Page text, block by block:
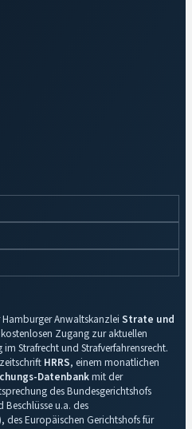
Hamburger Anwaltskanzlei Strate und
Zugang zur aktuellen
Strafrecht und Strafverfahrensrecht.
HRRS, einem monatlichen
Datenbankmit der
des Bundesgerichtshofs
u.a. des
des Europäischen Gerichtshofs für